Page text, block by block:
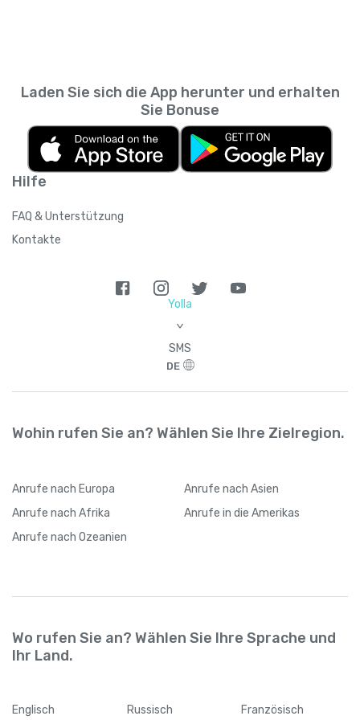
Hilfe
FAQ & Unterstützung
Kontakte
Laden Sie sich die App herunter und erhalten
Sie Bonuse
Yolla
>
SMS
DE
Wohin rufen Sie an? Wählen Sie Ihre Zielregion.
Anrufe nach Europa Anrufe nach Asien
Anrufe nach Afrika Anrufe in die Amerikas
Anrufe nach Ozeanien
Wo rufen Sie an? Wählen Sie Ihre Sprache und
Ihr Land.
Englisch Russisch Französisch